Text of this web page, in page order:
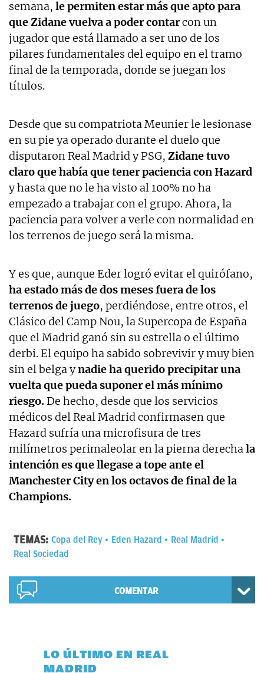
semana, le permiten estar más que apto para
que Zidane vuelva a poder contarcon un
jugador que está llamado a ser uno de los
pilares fundamentales del equipo en el tramo
final de la temporada, donde se juegan los
títulos.
Desde que su compatriota Meunier le lesionase
en su pie ya operado durante el duelo que
disputaron Real Madrid y PSG, Zidane tuvo
claro que había que tener paciencia con Hazard
y hasta que no le ha visto al 100% no ha
empezado a trabajar con el grupo. Ahora, la
paciencia para volver a verle con normalidad en
los terrenos de juego será la misma.
Y es que, aunque Eder logró evitar el quirófano,
ha estado más de dos meses fuera de los
terrenos de juego, perdiéndose, entre otros, el
Clásico del Camp Nou, la Supercopa de España
que el Madrid ganó sin su estrella o el último
derbi. El equipo ha sabido sobrevivir y muy bien
sin el belga ynadie ha querido precipitar una
vuelta que pueda suponer el más mínimo
riesgo. De hecho, desde que los servicios
médicos del Real Madrid confirmasen que
Hazard sufría una microfisura de tres
milímetros perimaleolar en la pierna derechala
intención es que llegase a tope ante el
Manchester City en los octavos de final de la
Champions.
TEMAS: Copa del Rey Eden Hazard
Real Madrid
Real Sociedad
COMENTAR
LO ÚLTIMO EN REAL
MADRID